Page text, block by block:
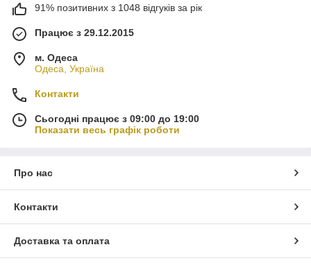
91% позитивних з 1048 відгуків за рік
Працює з 29.12.2015
м. Одеса
Одеса, Україна
Контакти
Сьогодні працює з 09:00 до 19:00
Показати весь графік роботи
Про нас
Контакти
Доставка та оплата